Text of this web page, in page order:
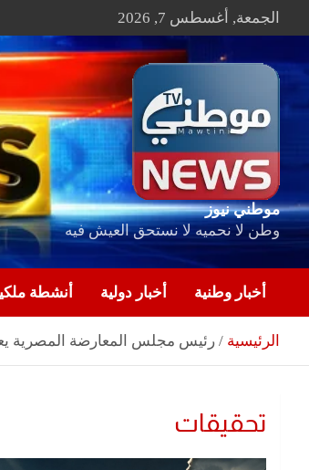
الجمعة, أغسطس 7, 2026
موطني نيوز
وطن لا نحميه لا نستحق العيش فيه
أخبار وطنية أخبار دولية أنشطة
الرئيسية رئيس مجلس المعارضة المصرية
تحقيقات